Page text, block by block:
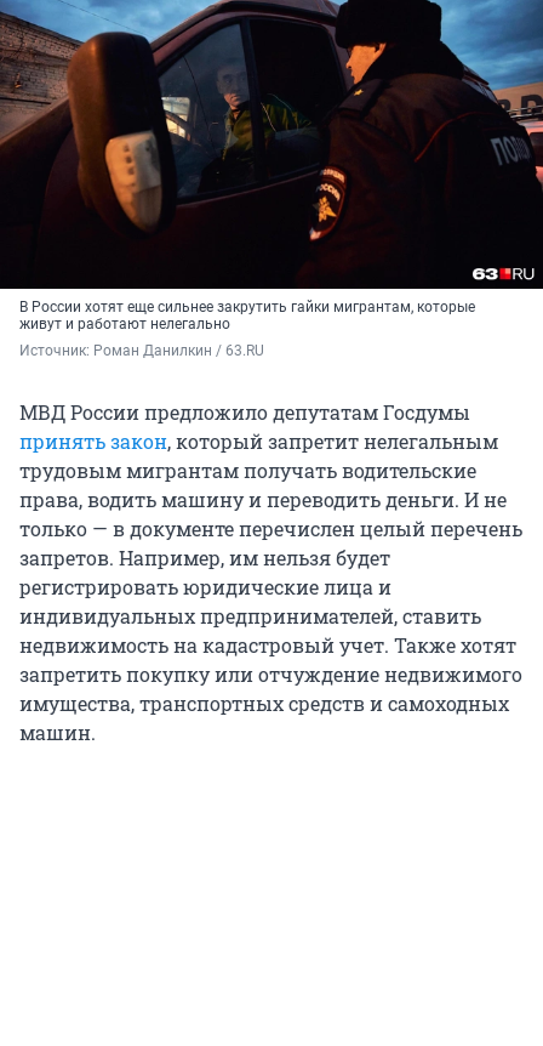
В России хотят еще сильнее закрутить гайки мигрантам, которые
живут и работают нелегально
Источник: Роман Данилкин / 63.RU
МВД России предложило депутатам Госдумы
принять закон, который запретит нелегальным
трудовым мигрантам получать водительские
права, водить машину и переводить деньги. И не
только — в документе перечислен целый перечень
запретов. Например, им нельзя будет
регистрировать юридические лица и
индивидуальных предпринимателей, ставить
недвижимость на кадастровый учет. Также хотят
запретить покупку или отчуждение недвижимого
имущества, транспортных средств и самоходных
машин.